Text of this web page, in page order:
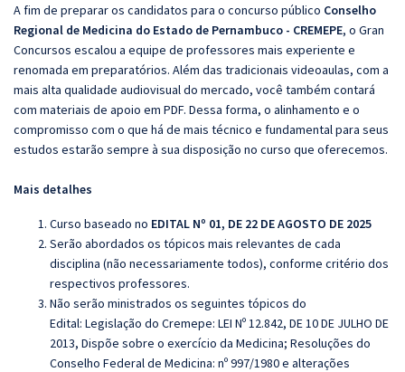
A fim de preparar os candidatos para o concurso público Conselho
Regional de Medicina do Estado de Pernambuco - CREMEPE, o Gran
Concursos escalou a equipe de professores mais experiente e
renomada em preparatórios. Além das tradicionais videoaulas, com a
mais alta qualidade audiovisual do mercado, você também contará
com materiais de apoio em PDF. Dessa forma, o alinhamento e o
compromisso com o que há de mais técnico e fundamental para seus
estudos estarão sempre à sua disposição no curso que oferecemos.
Mais detalhes
Curso baseado no EDITAL Nº 01, DE 22 DE AGOSTO DE 2025
Serão abordados os tópicos mais relevantes de cada
disciplina (não necessariamente todos), conforme critério dos
respectivos professores.
Não serão ministrados os seguintes tópicos do
Edital: Legislação do Cremepe: LEI Nº 12.842, DE 10 DE JULHO DE
2013, Dispõe sobre o exercício da Medicina; Resoluções do
Conselho Federal de Medicina: nº 997/1980 e alterações